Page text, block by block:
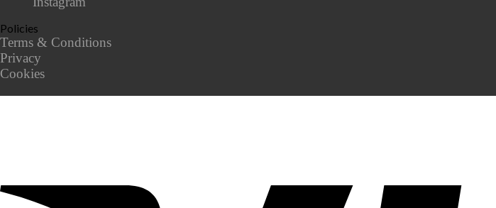
Policies
Terms & Conditions
Privacy
Cookies